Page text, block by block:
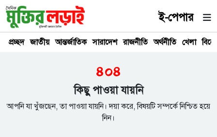
ই-পেপার
প্রচ্ছদ জাতীয় আন্তর্জাতিক সারাদেশ রাজনীতি অর্থনীতি খেলা
৪০৪
কিছু পাওয়া যায়নি
আপনি যা খুঁজছেন, তা পাওয়া যায়নি। দয়া করে, বিষয়টি সম্পর্কে নিশ্চিত হয়ে
নিন।